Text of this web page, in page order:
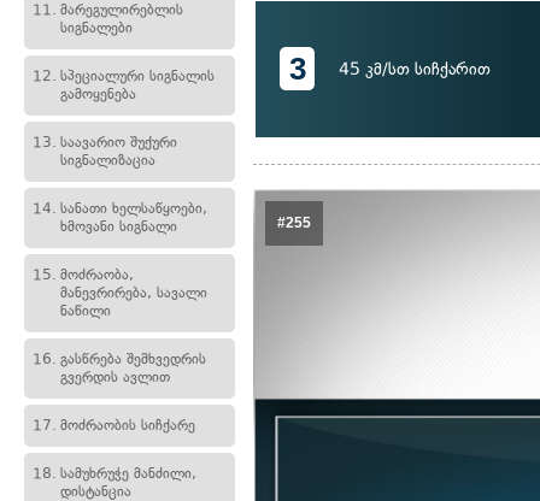
11. მარეგულირებლის
სიგნალები
12. სპეციალური სიგნალის
გამოყენება
13. საავარიო შუქური
სიგნალიზაცია
14. სანათი ხელსაწყოები,
ხმოვანი სიგნალი
15. მოძრაობა,
მანევრირება, სავალი
ნაწილი
16. გასწრება შემხვედრის
გვერდის ავლით
17. მოძრაობის სიჩქარე
18. სამუხრუჭე მანძილი,
დისტანცია
3 45 კმ/სთ სიჩქარით
#255